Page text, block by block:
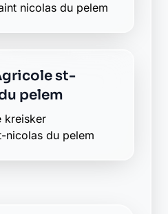
nicolas du pelem
st-
pelem
kreisker
nicolas du pelem